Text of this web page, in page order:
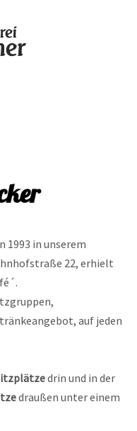
1993 in unserem
22, erhielt
auf jeden
drin und in der
draußen unter einem